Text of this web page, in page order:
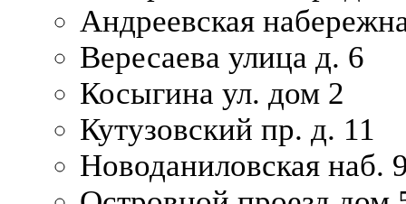
Андреевская
Вересаева улица д. 6
Косыгина ул. дом 2
Кутузовский пр. д. 11
Новоданиловская наб.